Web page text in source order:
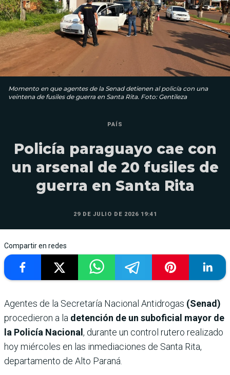
Momento en que agentes de la Senad detienen al policía con una
veintena de fusiles de guerra en Santa Rita. Foto: Gentileza
PAÍS
Policía paraguayo cae con
un arsenal de 20 fusiles de
guerra en Santa Rita
29 DE JULIO DE 2026 19:41
Compartir en redes
Agentes de la Secretaría Nacional Antidrogas (Senad)
procedieron a la detención de un suboficial mayor de
la Policía Nacional , durante un control rutero realizado
hoy miércoles en las inmediaciones de Santa Rita,
departamento de Alto Paraná.